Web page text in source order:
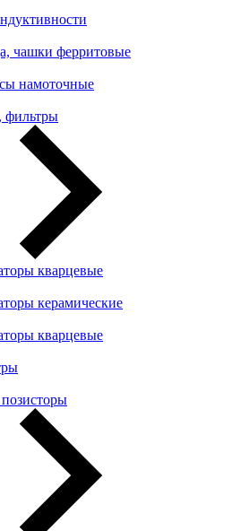
чашки ферритовые
намоточные
фильтры
кварцевые
керамические
кварцевые